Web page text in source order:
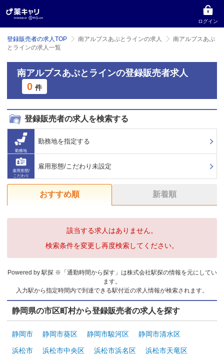
ログイン
登録販売者の求人TOP 南アルプスあぷとラインの求人
南アルプスあぷ
とラインの求人一覧
南アルプスあぷとラインの登録販売者求人
0 件
登録販売者の求人を検索する
勤務地
勤務地を指定する
雇用形態/
こだわり
雇用形態/こだわり未設定
おすすめ順 新着順
該当する求人はありません。
検索条件を変更し再度検索してください。
Powered by 駅探 ※「通勤時間から探す」は株式会社駅探の情報を元にしてい
ます。
入力駅から指定時間内で到達できる駅付近の求人情報が検索されます。
静岡県の市区町村から登録販売者の求人を探す
静岡市 静岡市葵区 静岡市駿河区 静岡市清水区
浜松市 浜松市中央区 浜松市浜名区 浜松市天竜区